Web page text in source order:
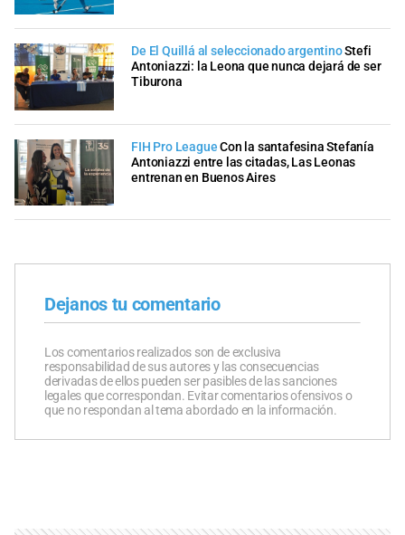
De El Quillá al seleccionado argentinoStefi
Antoniazzi: la Leona que nunca dejará de ser
Tiburona
FIH Pro LeagueCon la santafesina Stefanía
Antoniazzi entre las citadas, Las Leonas
entrenan en Buenos Aires
Dejanos tu comentario
Los comentarios realizados son de exclusiva
responsabilidad de sus autores y las consecuencias
derivadas de ellos pueden ser pasibles de las sanciones
legales que correspondan. Evitar comentarios ofensivos o
que no respondan al tema abordado en la información.